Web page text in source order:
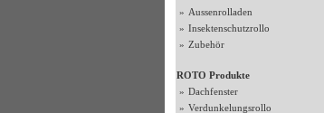
» Aussenrolladen
» Insektenschutzrollo
» Zubehör
ROTO Produkte
» Dachfenster
» Verdunkelungsrollo